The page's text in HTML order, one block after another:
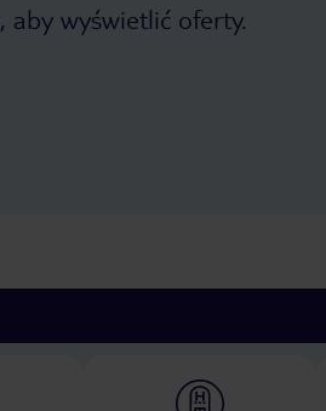
, aby wyświetlić oferty.